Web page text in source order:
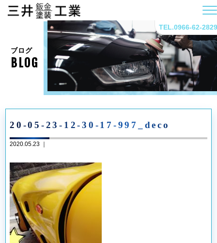
TEL.0966-62-2829
ブログ
BLOG
20-05-23-12-30-17-997_deco
2020.05.23 ｜